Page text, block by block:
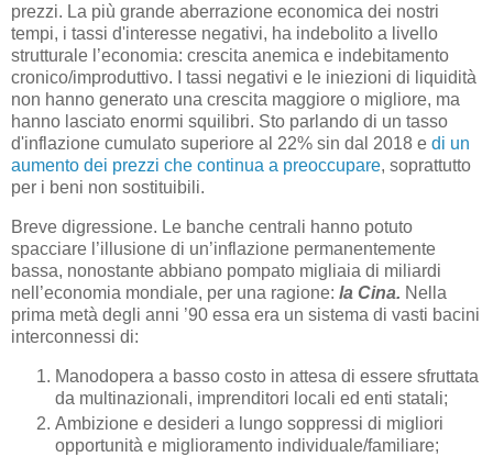
prezzi. La più grande aberrazione economica dei nostri
tempi, i tassi d'interesse negativi, ha indebolito a livello
strutturale l’economia: crescita anemica e indebitamento
cronico/improduttivo. I tassi negativi e le iniezioni di liquidità
non hanno generato una crescita maggiore o migliore, ma
hanno lasciato enormi squilibri. Sto parlando di un tasso
d'inflazione cumulato superiore al 22% sin dal 2018 e di un
aumento dei prezzi che continua a preoccupare, soprattutto
per i beni non sostituibili.
Breve digressione. Le banche centrali hanno potuto
spacciare l’illusione di un’inflazione permanentemente
bassa, nonostante abbiano pompato migliaia di miliardi
nell’economia mondiale, per una ragione: la Cina. Nella
prima metà degli anni ’90 essa era un sistema di vasti bacini
interconnessi di:
Manodopera a basso costo in attesa di essere sfruttata
da multinazionali, imprenditori locali ed enti statali;
Ambizione e desideri a lungo soppressi di migliori
opportunità e miglioramento individuale/familiare;